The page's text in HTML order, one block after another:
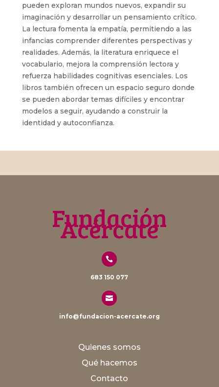
pueden exploran mundos nuevos, expandir su
imaginación y desarrollar un pensamiento crítico.
La lectura fomenta la empatía, permitiendo a las
infancias comprender diferentes perspectivas y
realidades. Además, la literatura enriquece el
vocabulario, mejora la comprensión lectora y
refuerza habilidades cognitivas esenciales. Los
libros también ofrecen un espacio seguro donde
se pueden abordar temas difíciles y encontrar
modelos a seguir, ayudando a construir la
identidad y autoconfianza.
Fundación
Acércate

683 150 077

info@fundacion-acercate.org
Quienes somos
Qué hacemos
Contacto